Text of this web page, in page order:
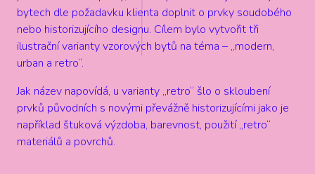
bytech dle požadavku klienta doplnit o prvky soudobého
nebo historizujícího designu. Cílem bylo vytvořit tři
ilustrační varianty vzorových bytů na téma – ,,modern,
urban a retro“.
Jak název napovídá, u varianty ,,retro“ šlo o skloubení
prvků původních s novými převážně historizujícími jako je
například štuková výzdoba, barevnost, použití ,,retro“
materiálů a povrchů.